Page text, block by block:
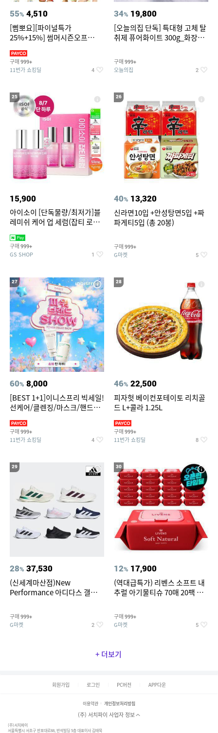
55% 4,510
[삠뽀요][파이널특가
25%+15%] 썸머시즌오프
영복/티셔츠/
구매 999+
11번가 쇼킹딜 4
34% 19,800
[오늘의집 단독] 특대형 고체 탈
취제 퓨어화이트 300g_화장실
구매 999+
오늘의집 2
25
15,900
아이소이 [단독물량/최저가]블
레미쉬 케어 업 세럼(잡티 로즈
2027-04-24)
구매 999+
GS SHOP 1
26
40% 13,320
신라면10입 +안성탕면5입 +짜
파게티5입 (총 20봉)
구매 999+
G마켓 5
27
60% 8,000
[BEST 1+1]이니스프리 빅세일!
선케어/클렌징/마스크/핸드크
구매 999+
11번가 쇼킹딜 4
28
46% 22,500
피자헛 베이컨포테이토 리치골
드 L+콜라 1.25L
구매 999+
11번가 쇼킹딜 8
29
28% 37,530
(신세계마산점)New
Performance 아디다스 갤럭시
구매 999+
G마켓 2
30
12% 17,900
(역대급특가) 리벤스 소프트 내
추럴 아기물티슈 70매 20팩 캡
구매 999+
G마켓 5
+ 더보기
회원가입 로그인 PC버전 APP다운
이용약관 개인정보처리방침
(주) 서치파이 사업자 정보
(주)서치파이
서울특별시 서초구 반포대로88, 반석빌딩 5층 대표이사 김태묵